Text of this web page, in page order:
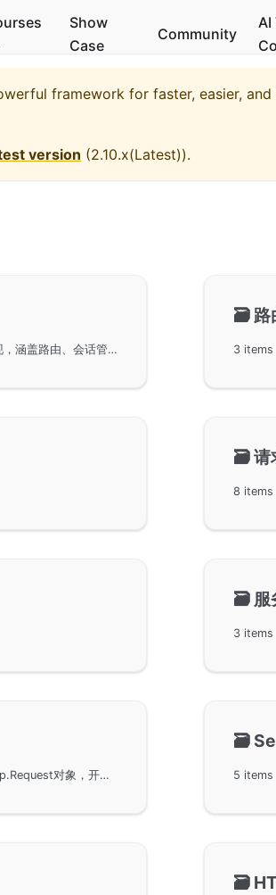
Show
Case
Community
AI
framework for faster, easier,
version (2.10.x(Latest)).
GoFrame框架提供强大的WebServer，由ghttp模块实现，涵盖路由、会话管理、缓存等功能。支持多端口监听、域名绑定、多实例运行，提供便捷的配置管理及服务器平滑重启能力，为开发者提供模块化和灵活性支持，为用户提供可靠的HTTP和HTTPS服务。
🗃️ 路
3 items
🗃️请
8 items
🗃️ 服
3 items
在GoFrame框架中使用Cookie进行会话管理。通过ghttp.Request对象，开发者可以轻松获取、设置和删除Cookie。还讨论了SessionId的获取和设置，Cookie的过期时间处理，以及在控制器中继承和使用会话对象的简易方法。这些功能为Web开发者提供了强大的工具来管理用户会话，确保Web应用的灵活性和应变能力。
🗃️
5 items
🗃️